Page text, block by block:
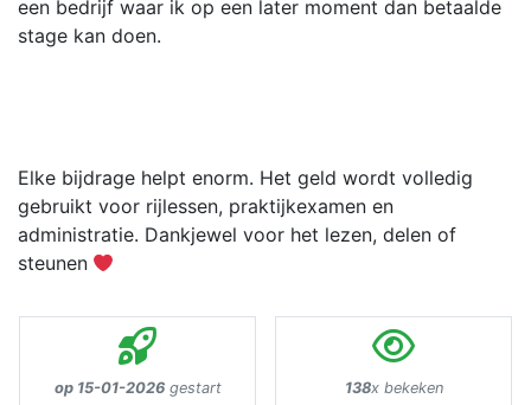
een bedrijf waar ik op een later moment dan betaalde
stage kan doen.
Elke bijdrage helpt enorm. Het geld wordt volledig
gebruikt voor rijlessen, praktijkexamen en
administratie. Dankjewel voor het lezen, delen of
steunen
op 15-01-2026gestart 138x bekeken